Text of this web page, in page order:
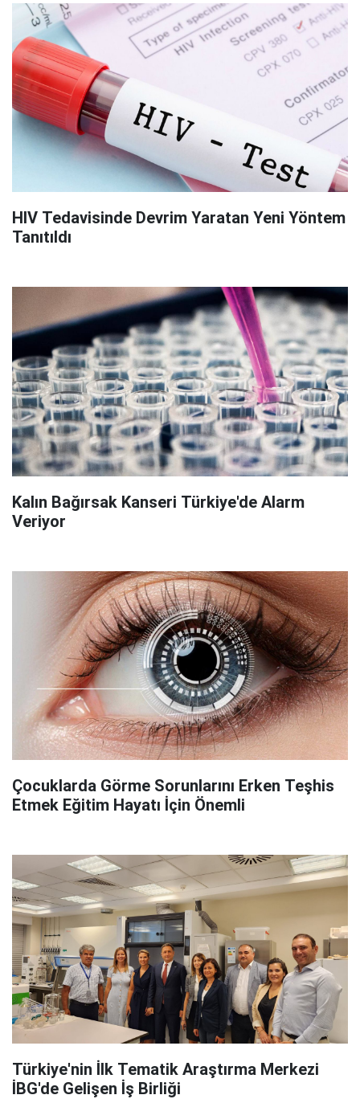
HIV Tedavisinde Devrim Yaratan Yeni Yöntem
Tanıtıldı
Kalın Bağırsak Kanseri Türkiye'de Alarm
Veriyor
Çocuklarda Görme Sorunlarını Erken Teşhis
Etmek Eğitim Hayatı İçin Önemli
Türkiye'nin İlk Tematik Araştırma Merkezi
İBG'de Gelişen İş Birliği